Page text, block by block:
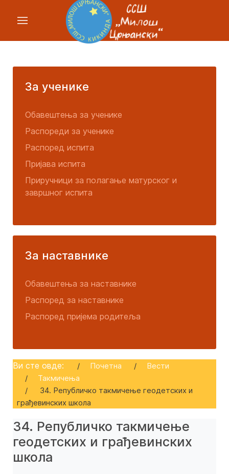
За ученике
Обавештења за ученике
Распореди за ученике
Распоред испита
Пријава испита
Приручници за полагање матурског и
завршног испита
За наставнике
Обавештења за наставнике
Распоред за наставнике
Распоред пријема родитеља
Ви сте овде: Почетна
Вести
Такмичења
34. Републичко такмичење геодетских и
грађевинских школа
34. Републичко такмичење
геодетских и грађевинских
школа